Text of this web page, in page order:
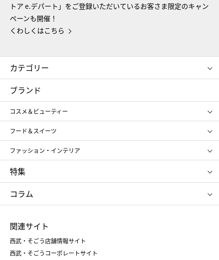
トア e.デパート」をご登録いただいているお客さま限定のキャン
ペーンも開催！
くわしくはこちら
カテゴリー
コスメ＆ビューティー
ギフト
レディース
メンズ
スポーツ・アウトドア
お中元
お歳暮
ブランド
コスメ＆ビューティー
SHISEIDO
ポール&ジョー ボーテ
ジルスチュアート
NARS
RMK
クリニーク
SK-Ⅱ
フード＆スイーツ
アンリ・シャルパンティエ
ゴディバ
新宿高野
たねや
ねんりん家
ファッション・インテリア
ポロ ラルフ ローレン
タケオ キクチ
ママ＆キッズ
シュタイフ
特集
お中元
ひな人形
五月人形
父の日
クリスマスケーキ
コラム
菓子折り
和菓子
人気のギフト
関連サイト
西武・そごう店舗情報サイト
西武・そごうコーポレートサイト